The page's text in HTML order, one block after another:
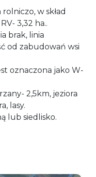
w skład
3,32 ha..
brak, linia
od zabudowań wsi
oznaczona jako W-
2,5km, jeziora
lasy.
lub siedlisko.